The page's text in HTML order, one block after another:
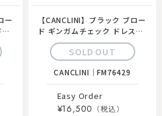
ー
【CANCLINI】ブラック ブロー
ド ギンガムチェック ドレスシ
SOLD OUT
CANCLINI ｜FM76429
Easy Order
¥16,500